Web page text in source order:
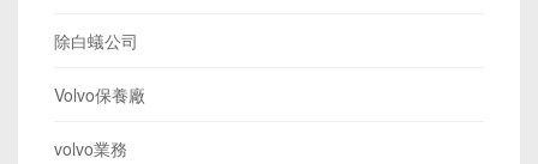
除白蟻公司
Volvo保養廠
volvo業務